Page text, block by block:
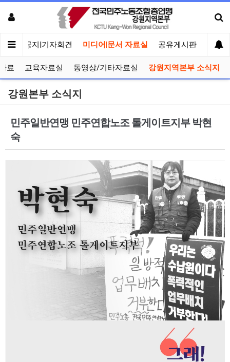
인 공지|기자회견 미디어|문서 자료실 공유게시판 선거
료 교육자료실 동영상/기타자료실 강원지역본부 소식지
강원본부 소식지
민주일반연맹 민주연합노조 톨게이트지부 박현
숙